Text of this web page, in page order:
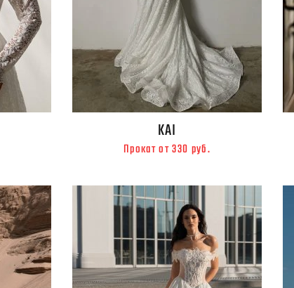
KAI
Прокат от 330 руб.